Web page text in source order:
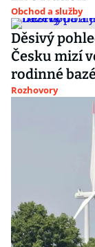
Obchod a služby
Děsivý
Česku mizí
rodinné
Rozhovory